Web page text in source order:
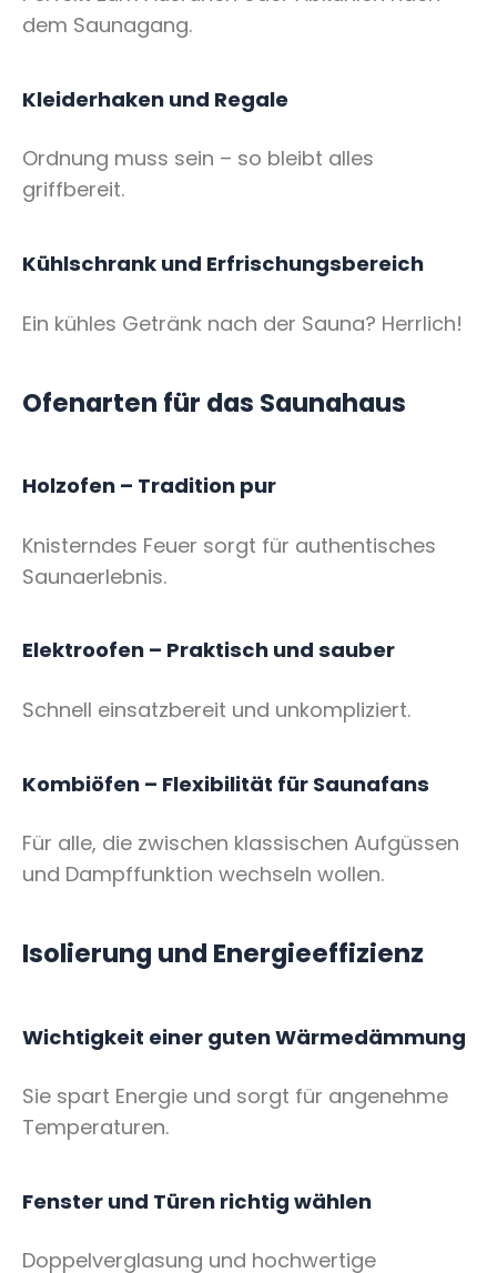
dem Saunagang.
Kleiderhaken und Regale
Ordnung muss sein – so bleibt alles
griffbereit.
Kühlschrank und Erfrischungsbereich
Ein kühles Getränk nach der Sauna? Herrlich!
Ofenarten für das Saunahaus
Holzofen – Tradition pur
Knisterndes Feuer sorgt für authentisches
Saunaerlebnis.
Elektroofen – Praktisch und sauber
Schnell einsatzbereit und unkompliziert.
Kombiöfen – Flexibilität für Saunafans
Für alle, die zwischen klassischen Aufgüssen
und Dampffunktion wechseln wollen.
Isolierung und Energieeffizienz
Wichtigkeit einer guten Wärmedämmung
Sie spart Energie und sorgt für angenehme
Temperaturen.
Fenster und Türen richtig wählen
Doppelverglasung und hochwertige